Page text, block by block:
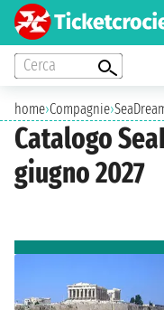
Cerca
home›Compagnie›
Catalogo
giugno 2027